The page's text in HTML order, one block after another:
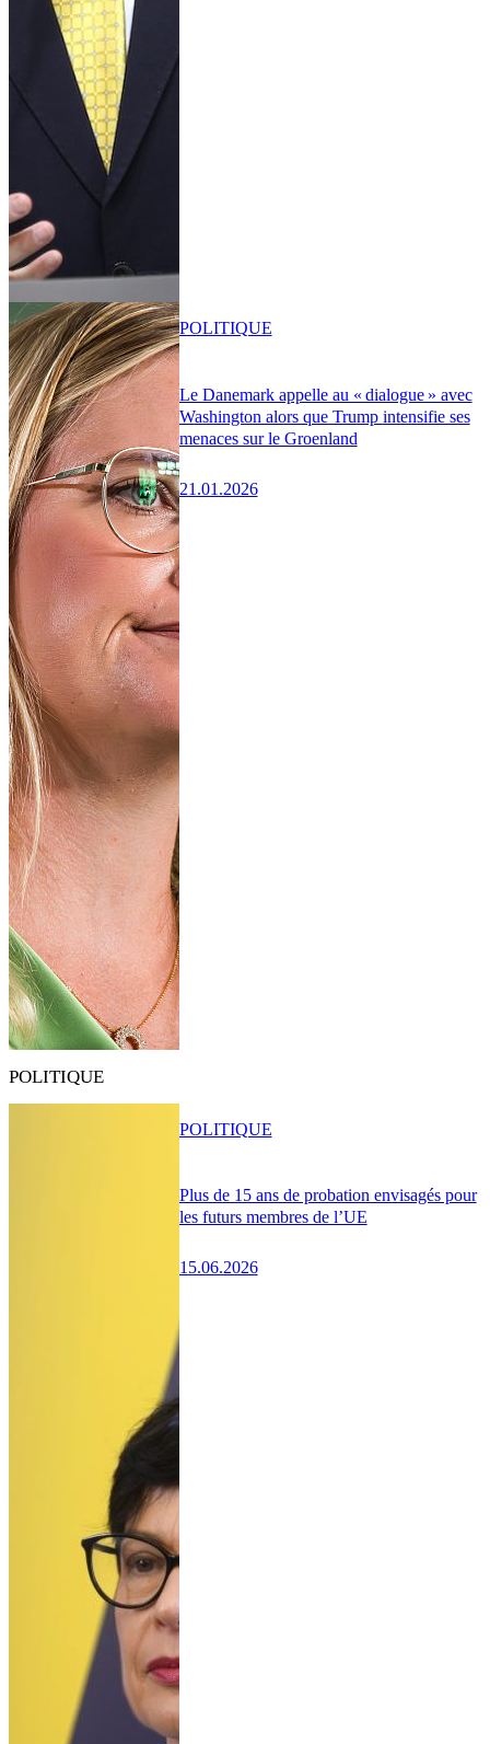
Le Danemark appelle au « dialogue » avec
Washington alors que Trump intensifie ses
menaces sur le Groenland
21.01.2026
POLITIQUE
POLITIQUE
Plus de 15 ans de probation envisagés pour
les futurs membres de l’UE
15.06.2026
POLITIQUE